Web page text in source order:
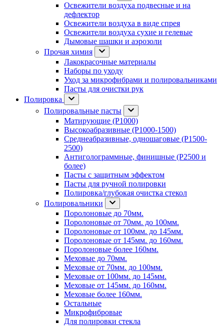
Освежители воздуха подвесные и на
дефлектор
Освежители воздуха в виде спрея
Освежители воздуха сухие и гелевые
Дымовые шашки и аэрозоли
Прочая химия
Лакокрасочные материалы
Наборы по уходу
Уход за микрофибрами и полировальниками
Пасты для очистки рук
Полировка
Полировальные пасты
Матирующие (P1000)
Высокоабразивные (P1000-1500)
Среднеабразивные, одношаговые (P1500-
2500)
Антиголограммные, финишные (P2500 и
более)
Пасты с защитным эффектом
Пасты для ручной полировки
Полировка/глубокая очистка стекол
Полировальники
Поролоновые до 70мм.
Поролоновые от 70мм. до 100мм.
Поролоновые от 100мм. до 145мм.
Поролоновые от 145мм. до 160мм.
Поролоновые более 160мм.
Меховые до 70мм.
Меховые от 70мм. до 100мм.
Меховые от 100мм. до 145мм.
Меховые от 145мм. до 160мм.
Меховые более 160мм.
Остальные
Микрофибровые
Для полировки стекла